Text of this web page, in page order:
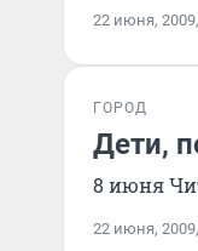
22 июня,
ГОРОД
Дети,
8 июня
22 июня,